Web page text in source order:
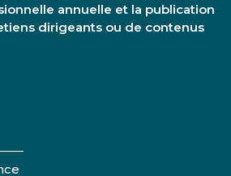
annuelle et la publication
dirigeants ou de contenus